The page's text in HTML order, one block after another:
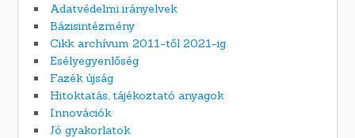
Adatvédelmi irányelvek
Bázisintézmény
Cikk archívum 2011-től 2021-ig
Esélyegyenlőség
Fazék újság
Hitoktatás, tájékoztató anyagok
Innovációk
Jó gyakorlatok